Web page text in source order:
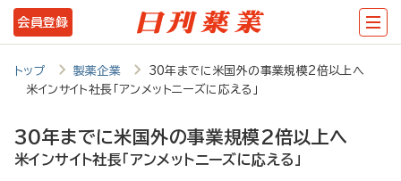
メ
イ
テ
会員登録
トップ 製薬企業
30年までに米国外の事業規模2倍以上へ
米インサイト社長「アンメットニーズに応える」
30年までに米国外の事業規模2倍以上へ
米インサイト社長「アンメットニーズに応える」